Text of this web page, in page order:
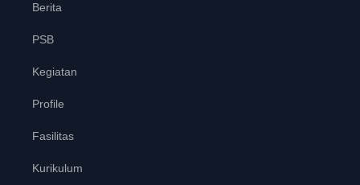
Berita
PSB
Kegiatan
Profile
Fasilitas
Kurikulum